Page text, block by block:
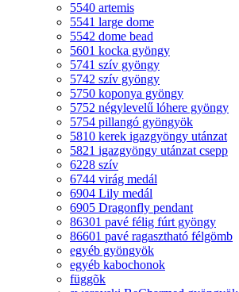
5540 artemis
5541 large dome
5542 dome bead
5601 kocka gyöngy
5741 szív gyöngy
5742 szív gyöngy
5750 koponya gyöngy
5752 négylevelű lóhere gyöngy
5754 pillangó gyöngyök
5810 kerek igazgyöngy utánzat
5821 igazgyöngy utánzat csepp
6228 szív
6744 virág medál
6904 Lily medál
6905 Dragonfly pendant
86301 pavé félig fúrt gyöngy
86601 pavé ragasztható félgömb
egyéb gyöngyök
egyéb kabochonok
függõk